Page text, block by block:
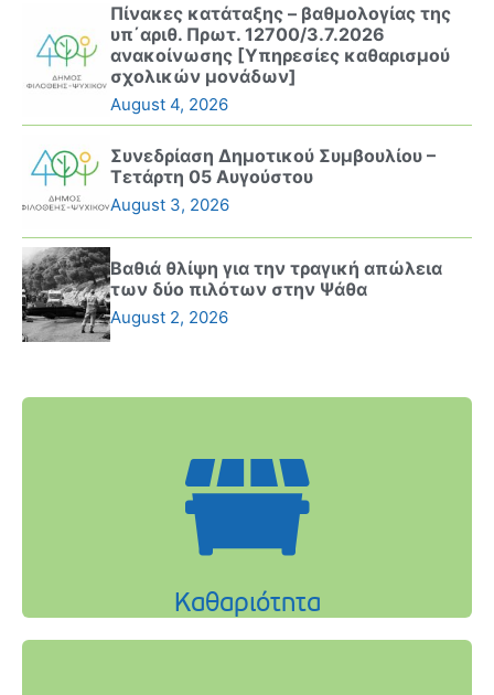
Πίνακες κατάταξης – βαθμολογίας της
υπ΄αριθ. Πρωτ. 12700/3.7.2026
ανακοίνωσης [Υπηρεσίες καθαρισμού
σχολικών μονάδων]
August 4, 2026
Συνεδρίαση Δημοτικού Συμβουλίου –
Τετάρτη 05 Αυγούστου
August 3, 2026
Βαθιά θλίψη για την τραγική απώλεια
των δύο πιλότων στην Ψάθα
August 2, 2026